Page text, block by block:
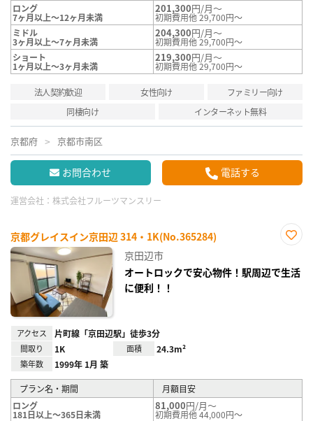
ロング
7ヶ月以上～12ヶ月未満
201,300円/月～
初期費用他 29,700円～
ミドル
3ヶ月以上～7ヶ月未満
204,300円/月～
初期費用他 29,700円～
ショート
1ヶ月以上～3ヶ月未満
219,300円/月～
初期費用他 29,700円～
法人契約歓迎 女性向け
ファミリー向け
同棲向け
インターネット無料
京都府 京都市南区
お問合わせ 電話する
運営会社： 株式会社フルーツマンスリー
京都グレイスイン京田辺 314・1K(No.365284)
り登
録
京田辺市
オートロックで安心物件！駅周辺で生活
に便利！！
アクセス 片町線「京田辺駅」徒歩3分
間取り 1K 面積 24.3m²
築年数 1999年 1月 築
プラン名・期間
月額目安
ロング
181日以上～365日未満
81,000円/月～
初期費用他 44,000円～